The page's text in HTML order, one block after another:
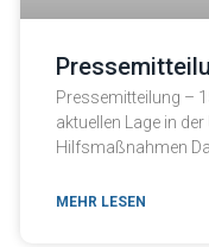
Pressemitteilung –
aktuellen Lage in
Hilfsmaßnahmen
MEHR LESEN